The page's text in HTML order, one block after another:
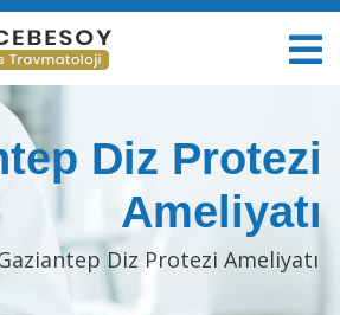
Diz Protezi
Ameliyatı
Diz Protezi Ameliyatı